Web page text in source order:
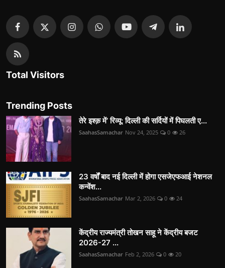
Total Visitors
Trending Posts
तेरे इश्क़ में’ रिव्यू: दिल्ली की सर्दियों में पिघलती ए...
SaahasSamachar Nov 24, 2025 0 26
23 वर्षों बाद नई दिल्ली में होगा एसजेएफआई नेशनल
कन्वेंश...
SaahasSamachar Mar 2, 2026 0 24
केंद्रीय राज्यमंत्री तोखन साहू ने केंद्रीय बजट
2026-27 ...
SaahasSamachar Feb 2, 2026 0 20